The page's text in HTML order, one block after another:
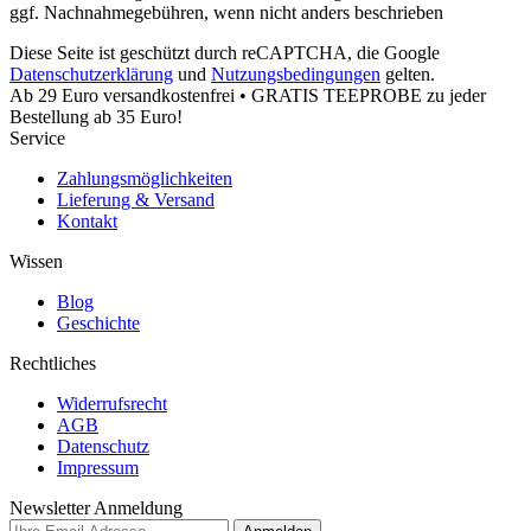
ggf. Nachnahmegebühren, wenn nicht anders beschrieben
Diese Seite ist geschützt durch reCAPTCHA, die Google
Datenschutzerklärung und Nutzungsbedingungen gelten.
Ab 29 Euro versandkostenfrei • GRATIS TEEPROBE zu jeder
Bestellung ab 35 Euro!
Service
Zahlungsmöglichkeiten
Lieferung & Versand
Kontakt
Wissen
Blog
Geschichte
Rechtliches
Widerrufsrecht
AGB
Datenschutz
Impressum
Newsletter Anmeldung